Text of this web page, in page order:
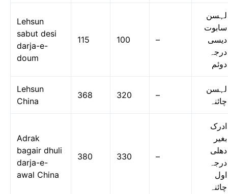
Lehsun
sabut desi
darja-e-
doum
115 100 –
لہسن
سابوت
دیسی
درجہ
دوئم
Lehsun
China
368 320 –
لہسن
چائنہ
Adrak
bagair dhuli
darja-e-
awal China
380 330 –
ادرک
بغیر
دھلی
درجہ
اول
چائنہ